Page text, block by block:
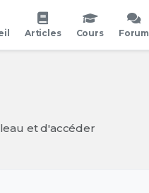
Articles Cours Forum
et d'accéder